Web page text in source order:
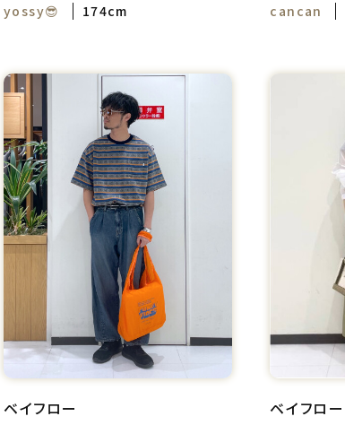
yossy😎 174cm cancan
ベイフロー ベイフロー